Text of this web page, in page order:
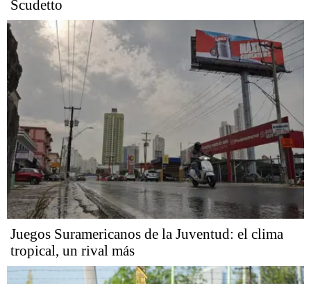
Scudetto
Juegos Suramericanos de la Juventud: el clima
tropical, un rival más